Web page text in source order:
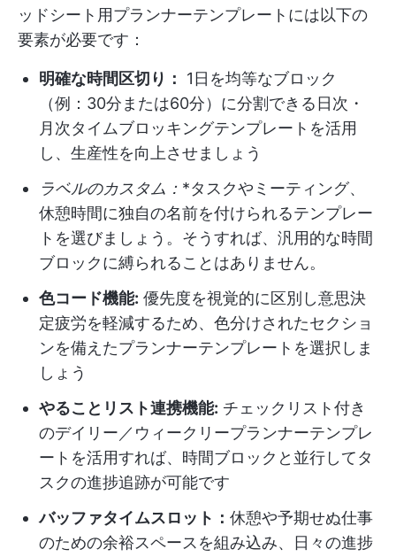
ッドシート用プランナーテンプレートには以下の
要素が必要です：
明確な時間区切り：
1日を均等なブロック
（例：30分または60分）に分割できる日次・
月次タイムブロッキングテンプレートを活用
し、生産性を向上させましょう
ラベルのカスタム： *タスクやミーティング、
休憩時間に独自の名前を付けられるテンプレー
トを選びましょう。そうすれば、汎用的な時間
ブロックに縛られることはありません。
色コード機能: 優先度を視覚的に区別し意思決
定疲労を軽減するため、色分けされたセクショ
ンを備えたプランナーテンプレートを選択しま
しょう
やることリスト連携機能: チェックリスト付き
のデイリー／ウィークリープランナーテンプレ
ートを活用すれば、時間ブロックと並行してタ
スクの進捗追跡が可能です
バッファタイムスロット： 休憩や予期せぬ仕事
のための余裕スペースを組み込み、日々の進捗